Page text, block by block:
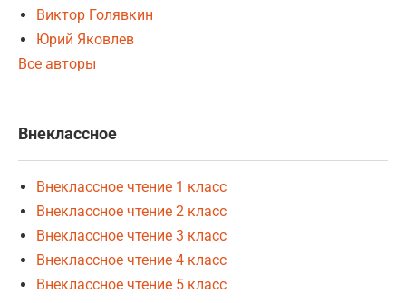
Виктор Голявкин
Юрий Яковлев
Все авторы
Внеклассное
Внеклассное чтение 1 класс
Внеклассное чтение 2 класс
Внеклассное чтение 3 класс
Внеклассное чтение 4 класс
Внеклассное чтение 5 класс